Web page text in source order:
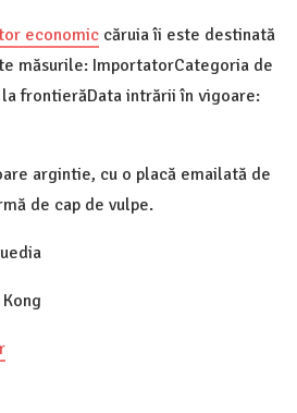
economic căruia îi este destinată
măsurile: ImportatorCategoria de
frontierăData intrării în vigoare:
argintie, cu o placă emailată de
de cap de vulpe.